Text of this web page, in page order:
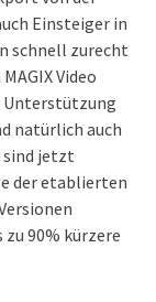
Einsteiger in
schnell zurecht
Video
Unterstützung
natürlich auch
sind jetzt
der etablierten
90% kürzere